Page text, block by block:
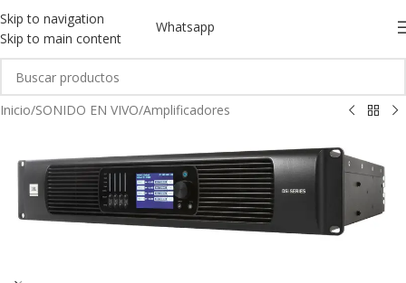
Skip to navigation
Skip to main content
Whatsapp
Inicio/SONIDO EN VIVO/Amplificadores